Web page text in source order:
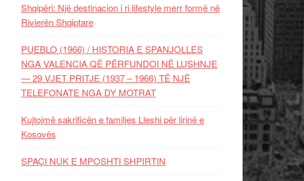
Shqipëri: Një destinacion i ri lifestyle merr formë në
Rivierën Shqiptare
PUEBLO (1966) / HISTORIA E SPANJOLLES
NGA VALENCIA QË PËRFUNDOI NË LUSHNJE
— 29 VJET PRITJE (1937 – 1966) TË NJË
TELEFONATE NGA DY MOTRAT
Kujtojmë sakrificën e familjes Lleshi për lirinë e
Kosovës
SPAÇI NUK E MPOSHTI SHPIRTIN